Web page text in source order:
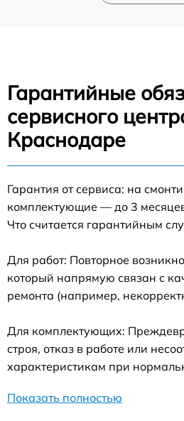
Гарантийные
сервисного
Краснодаре
Гарантия от сервиса: на
комплектующие — до 3
Что считается гарантийным
Для работ: Повторное
который напрямую связан с
ремонта (например,
Для комплектующих:
строя, отказ в работе или
характеристикам при
Показать полностью